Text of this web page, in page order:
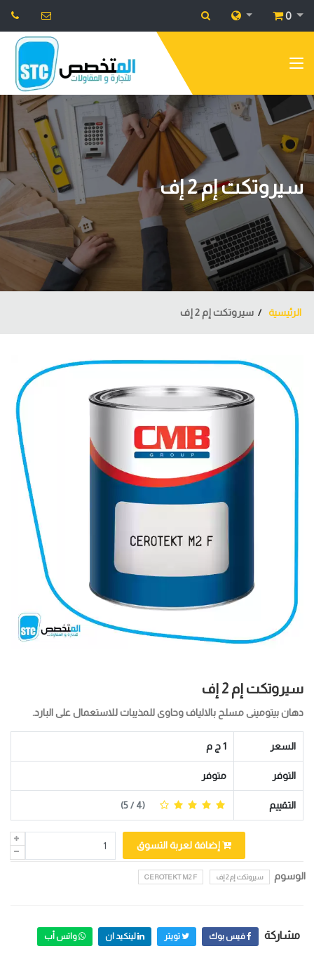
0
سيروتكت إم 2 إف
الرئيسية سيروتكت إم 2 إف
سيروتكت إم 2 إف
دهان بيتومينى مسلح بالالياف وحاوى للمذيبات للاستعمال على البارد.
السعر 1 ج م
التوفر متوفر
التقييم (
4
/ 5)
إضافة لعربة التسوق
الوسوم سيروتكت إم 2 إف CEROTEKT M2 F
مشاركة فيس بوك تويتر لينكيد ان واتس أب